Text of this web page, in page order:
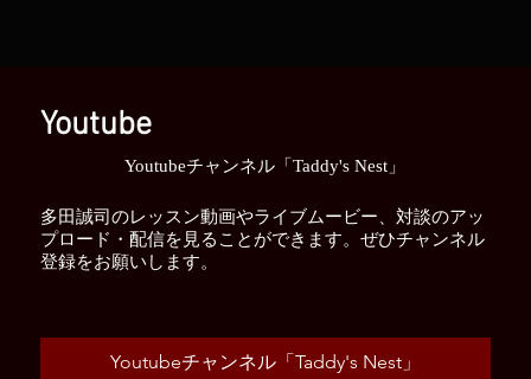
多田誠司のレッスン動画やライブムービー、対談のアッ
プロード・配信を見ることができます。ぜひチャンネル
登録をお願いします。
Youtubeチャンネル「Taddy's Nest」
Youtube
Youtubeチャンネル「Taddy's Nest」